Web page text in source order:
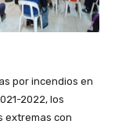
por incendios en
2022, los
extremas con